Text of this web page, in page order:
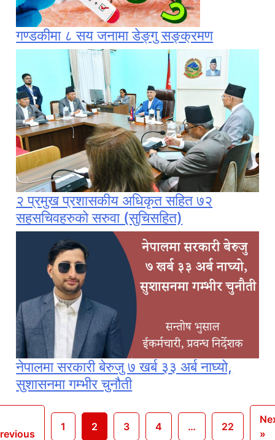
गण्डकीमा ८ सय जनामा डेङ्गु सङ्क्रमण
२ प्रमुख प्रशासकीय अधिकृत सहित ७२
सहसचिवहरुको सरुवा (सुचिसहित)
नेपालमा सरकारी बेरुजु ७ खर्ब ३३ अर्ब नाघ्यो,
सुशासनमा गम्भीर चुनौती
1 2 3 4 … 22
»